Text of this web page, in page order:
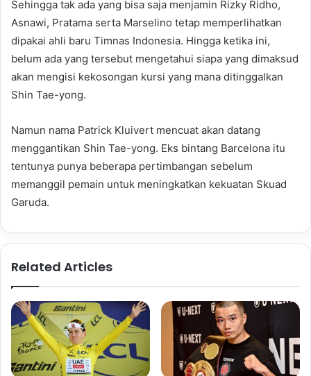
Sehingga tak ada yang bisa saja menjamin Rizky Ridho,
Asnawi, Pratama serta Marselino tetap memperlihatkan
dipakai ahli baru Timnas Indonesia. Hingga ketika ini,
belum ada yang tersebut mengetahui siapa yang dimaksud
akan mengisi kekosongan kursi yang mana ditinggalkan
Shin Tae-yong.
Namun nama Patrick Kluivert mencuat akan datang
menggantikan Shin Tae-yong. Eks bintang Barcelona itu
tentunya punya beberapa pertimbangan sebelum
memanggil pemain untuk meningkatkan kekuatan Skuad
Garuda.
Related Articles